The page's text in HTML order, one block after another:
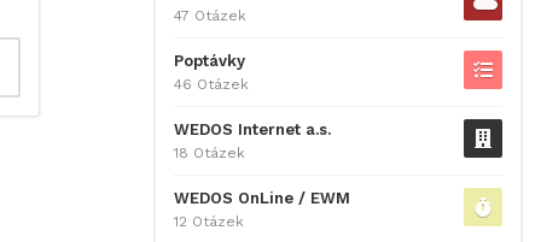
47 Otázek
Poptávky
46 Otázek
WEDOS Internet a.s.
18 Otázek
WEDOS OnLine / EWM
12 Otázek